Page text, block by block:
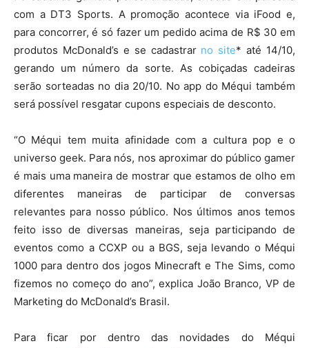
com a DT3 Sports. A promoção acontece via iFood e,
para concorrer, é só fazer um pedido acima de R$ 30 em
produtos McDonald’s e se cadastrar no site* até 14/10,
gerando um número da sorte. As cobiçadas cadeiras
serão sorteadas no dia 20/10. No app do Méqui também
será possível resgatar cupons especiais de desconto.
“O Méqui tem muita afinidade com a cultura pop e o
universo geek. Para nós, nos aproximar do público gamer
é mais uma maneira de mostrar que estamos de olho em
diferentes maneiras de participar de conversas
relevantes para nosso público. Nos últimos anos temos
feito isso de diversas maneiras, seja participando de
eventos como a CCXP ou a BGS, seja levando o Méqui
1000 para dentro dos jogos Minecraft e The Sims, como
fizemos no começo do ano”, explica João Branco, VP de
Marketing do McDonald’s Brasil.
Para ficar por dentro das novidades do Méqui